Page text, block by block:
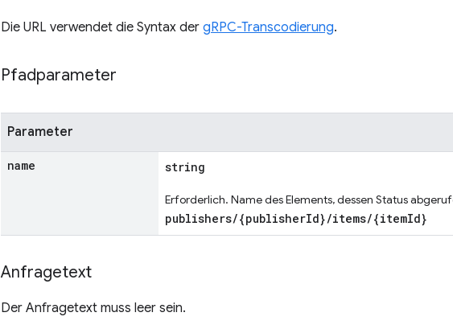
Die URL verwendet die Syntax der gRPC-Transcodierung.
Pfadparameter
Parameter
name string
Erforderlich. Name des Elements, dessen Status
publishers/{publisherId}/items/{itemId}
Anfragetext
Der Anfragetext muss leer sein.